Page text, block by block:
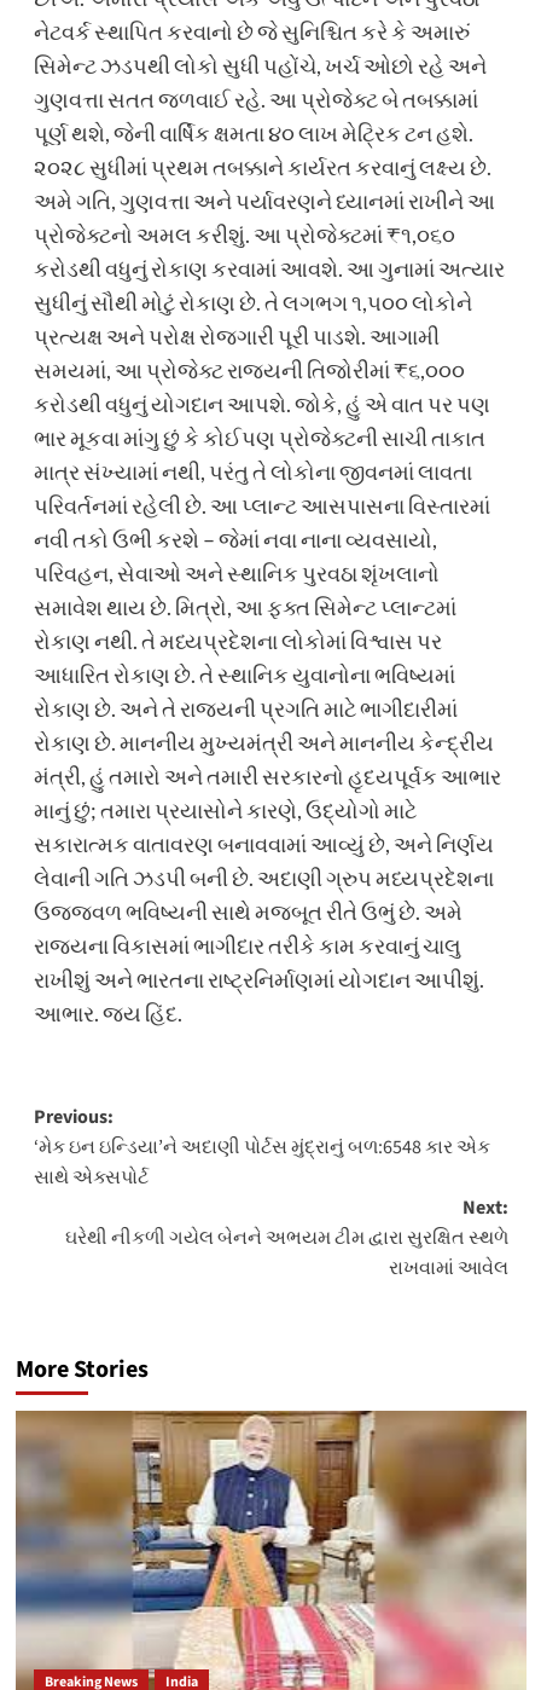
નેટવર્ક સ્થાપિત કરવાનો છે જે સુનિશ્ચિત કરે કે અમારું
સિમેન્ટ ઝડપથી લોકો સુધી પહોંચે, ખર્ચ ઓછો રહે અને
ગુણવત્તા સતત જળવાઈ રહે. આ પ્રોજેક્ટ બે તબક્કામાં
પૂર્ણ થશે, જેની વાર્ષિક ક્ષમતા ૪૦ લાખ મેટ્રિક ટન હશે.
૨૦૨૮ સુધીમાં પ્રથમ તબક્કાને કાર્યરત કરવાનું લક્ષ્ય છે.
અમે ગતિ, ગુણવત્તા અને પર્યાવરણને ધ્યાનમાં રાખીને આ
પ્રોજેક્ટનો અમલ કરીશું. આ પ્રોજેક્ટમાં ₹૧,૦૬૦
કરોડથી વધુનું રોકાણ કરવામાં આવશે. આ ગુનામાં અત્યાર
સુધીનું સૌથી મોટું રોકાણ છે. તે લગભગ ૧,૫૦૦ લોકોને
પ્રત્યક્ષ અને પરોક્ષ રોજગારી પૂરી પાડશે. આગામી
સમયમાં, આ પ્રોજેક્ટ રાજ્યની તિજોરીમાં ₹૬,૦૦૦
કરોડથી વધુનું યોગદાન આપશે. જોકે, હું એ વાત પર પણ
ભાર મૂકવા માંગુ છું કે કોઈપણ પ્રોજેક્ટની સાચી તાકાત
માત્ર સંખ્યામાં નથી, પરંતુ તે લોકોના જીવનમાં લાવતા
પરિવર્તનમાં રહેલી છે. આ પ્લાન્ટ આસપાસના વિસ્તારમાં
નવી તકો ઉભી કરશે – જેમાં નવા નાના વ્યવસાયો,
પરિવહન, સેવાઓ અને સ્થાનિક પુરવઠા શૃંખલાનો
સમાવેશ થાય છે. મિત્રો, આ ફક્ત સિમેન્ટ પ્લાન્ટમાં
રોકાણ નથી. તે મધ્યપ્રદેશના લોકોમાં વિશ્વાસ પર
આધારિત રોકાણ છે. તે સ્થાનિક યુવાનોના ભવિષ્યમાં
રોકાણ છે. અને તે રાજ્યની પ્રગતિ માટે ભાગીદારીમાં
રોકાણ છે. માનનીય મુખ્યમંત્રી અને માનનીય કેન્દ્રીય
મંત્રી, હું તમારો અને તમારી સરકારનો હૃદયપૂર્વક આભાર
માનું છું; તમારા પ્રયાસોને કારણે, ઉદ્યોગો માટે
સકારાત્મક વાતાવરણ બનાવવામાં આવ્યું છે, અને નિર્ણય
લેવાની ગતિ ઝડપી બની છે. અદાણી ગ્રુપ મધ્યપ્રદેશના
ઉજ્જવળ ભવિષ્યની સાથે મજબૂત રીતે ઉભું છે. અમે
રાજ્યના વિકાસમાં ભાગીદાર તરીકે કામ કરવાનું ચાલુ
રાખીશું અને ભારતના રાષ્ટ્રનિર્માણમાં યોગદાન આપીશું.
આભાર. જય હિંદ.
Post
navigation
Previous:
‘મેક ઇન ઇન્ડિયા’ને અદાણી પોર્ટસ મુંદ્રાનું બળ:6548 કાર એક
સાથે એક્સપોર્ટ
Next:
ઘરેથી નીકળી ગયેલ બેનને અભયમ ટીમ દ્વારા સુરક્ષિત સ્થળે
રાખવામાં આવેલ
More Stories
Breaking News India